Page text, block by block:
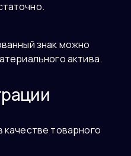
знак можно
актива.
товарного